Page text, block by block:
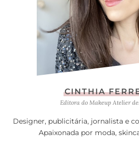
CINTHIA
Editora do Makeup Atelier
Designer, publicitária, jornalista e
Apaixonada por moda,